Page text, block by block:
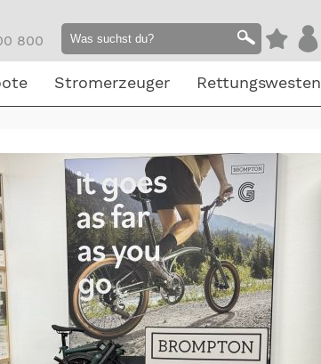
800
Stromerzeuger Rettungswesten